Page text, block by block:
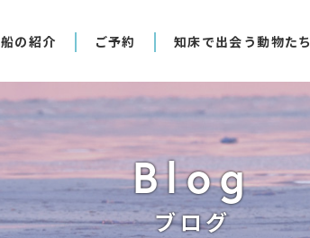
船の紹介 ご予約 知床で出会う動物たち
Blog
ブログ